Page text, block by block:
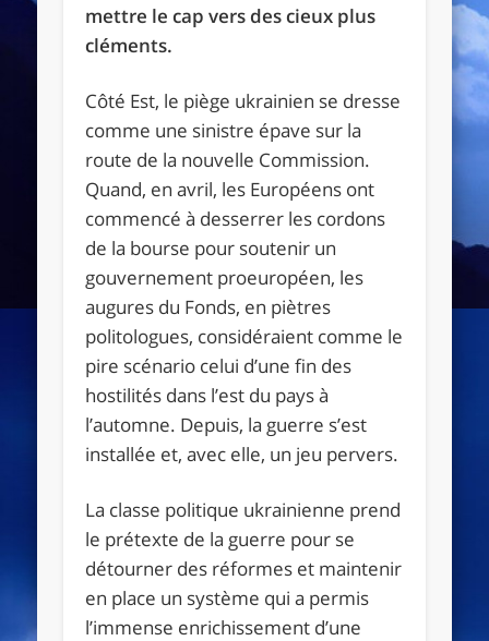
mettre le cap vers des cieux plus
cléments.
Côté Est, le piège ukrainien se dresse
comme une sinistre épave sur la
route de la nouvelle Commission.
Quand, en avril, les Européens ont
commencé à desserrer les cordons
de la bourse pour soutenir un
gouvernement proeuropéen, les
augures du Fonds, en piètres
politologues, considéraient comme le
pire scénario celui d’une fin des
hostilités dans l’est du pays à
l’automne. Depuis, la guerre s’est
installée et, avec elle, un jeu pervers.
La classe politique ukrainienne prend
le prétexte de la guerre pour se
détourner des réformes et maintenir
en place un système qui a permis
l’immense enrichissement d’une